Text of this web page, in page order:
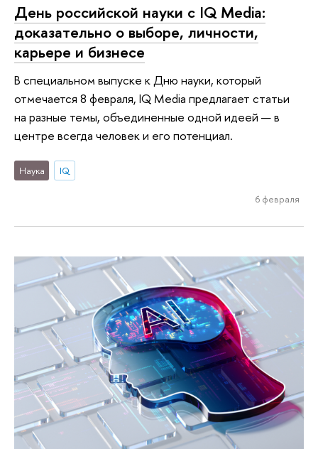
День российской науки с IQ Media:
доказательно о выборе, личности,
карьере и бизнесе
В специальном выпуске к Дню науки, который
отмечается 8 февраля, IQ Media предлагает статьи
на разные темы, объединенные одной идеей — в
центре всегда человек и его потенциал.
Наука IQ
6 февраля